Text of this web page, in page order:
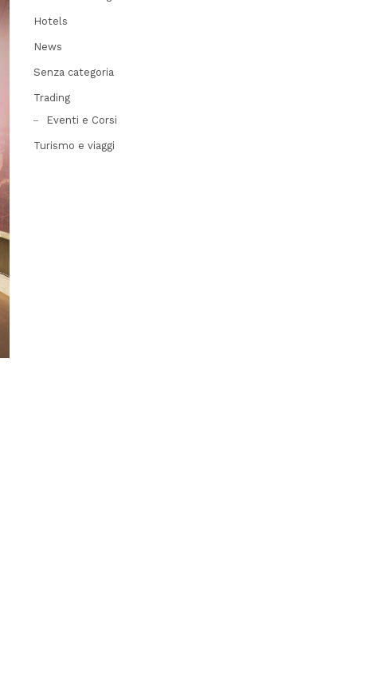
Hotels
News
Senza categoria
Trading
Eventi e Corsi
Turismo e viaggi